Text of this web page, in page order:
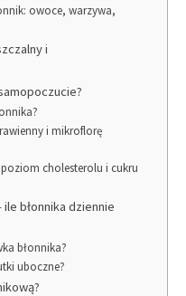
owoce, warzywa,
i
i mikroflorę
cholesterolu i cukru
błonnika dziennie
błonnika?
uboczne?